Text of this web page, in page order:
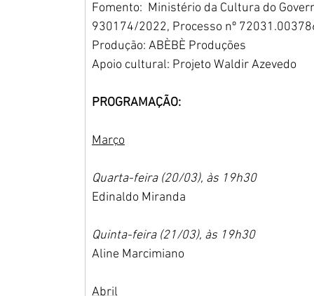
Fomento:  Ministério da Cultura do
930174/2022, Processo nº
Produção: ABÈBÈ Produções
Apoio cultural: Projeto Waldir Azevedo
PROGRAMAÇÃO:
Março
Quarta-feira (20/03), às 19h30
Edinaldo Miranda
Quinta-feira (21/03), às 19h30
Aline Marcimiano
Abril